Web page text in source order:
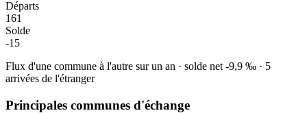
Départs
161
Solde
-15
Flux d'une commune à l'autre sur un an · solde net -9,9 ‰ · 5
arrivées de l'étranger
Principales communes d'échange